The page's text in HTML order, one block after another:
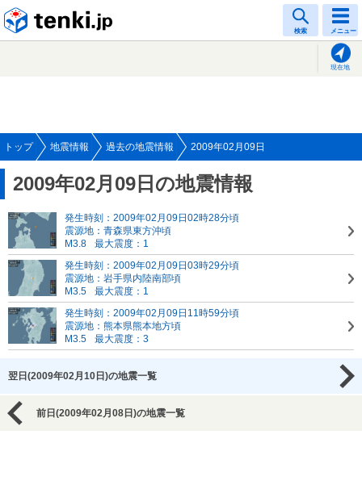
検索 メニュー
現在地
トップ 地震情報 過去の地震情報 2009年02月09日
2009年02月09日の地震情報
発生時刻：2009年02月09日02時28分頃
震源地：青森県東方沖頃
M3.8
最大震度：1
発生時刻：2009年02月09日03時29分頃
震源地：岩手県内陸南部頃
M3.5
最大震度：1
発生時刻：2009年02月09日11時59分頃
震源地：熊本県熊本地方頃
M3.5
最大震度：3
翌日(2009年02月10日)の地震一覧
前日(2009年02月08日)の地震一覧